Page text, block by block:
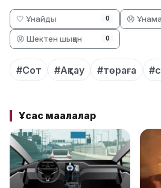
🤍 Ұнайды 0 😞
😡 Шектен шыққан 0
#Сот #Ақтау #төраға
Ұқсас мақалалар